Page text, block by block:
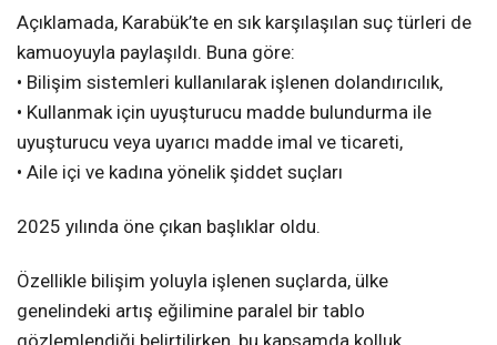
Açıklamada, Karabük’te en sık karşılaşılan suç türleri de
kamuoyuyla paylaşıldı. Buna göre:
• Bilişim sistemleri kullanılarak işlenen dolandırıcılık,
• Kullanmak için uyuşturucu madde bulundurma ile
uyuşturucu veya uyarıcı madde imal ve ticareti,
• Aile içi ve kadına yönelik şiddet suçları
2025 yılında öne çıkan başlıklar oldu.
Özellikle bilişim yoluyla işlenen suçlarda, ülke
genelindeki artış eğilimine paralel bir tablo
gözlemlendiği belirtilirken, bu kapsamda kolluk